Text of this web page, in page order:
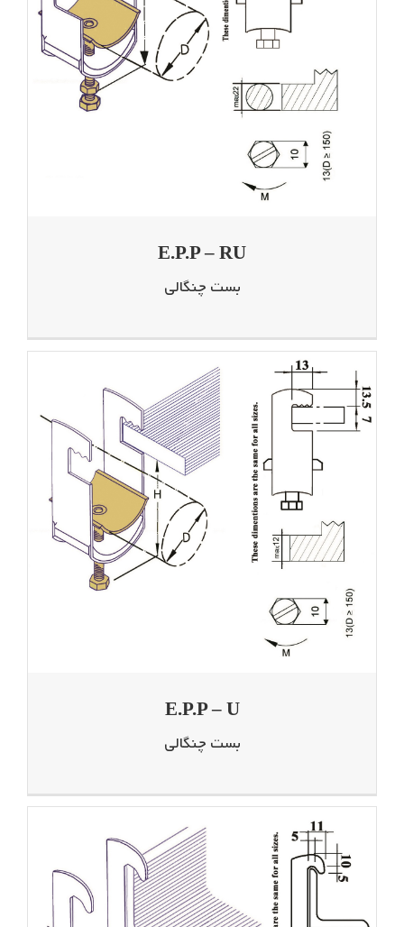
E.P.P – RU
بست چنگالی
E.P.P – U
بست چنگالی